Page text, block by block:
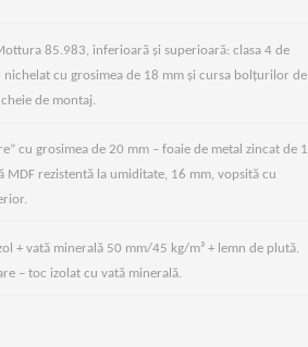
85.983, inferioară și superioară: clasa 4 de
cu grosimea de 18 mm și cursa bolțurilor de
de montaj.
cu grosimea de 20 mm – foaie de metal zincat de 1
MDF rezistentă la umiditate, 16 mm, vopsită cu
+ vată minerală 50 mm/45 kg/m³ + lemn de plută.
– toc izolat cu vată minerală.